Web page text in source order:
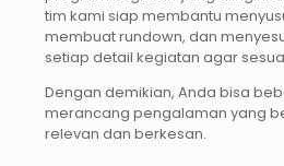
tim kami siap membantu
membuat rundown, dan
setiap detail kegiatan agar
Dengan demikian, Anda bisa
merancang pengalaman yang
relevan dan berkesan.